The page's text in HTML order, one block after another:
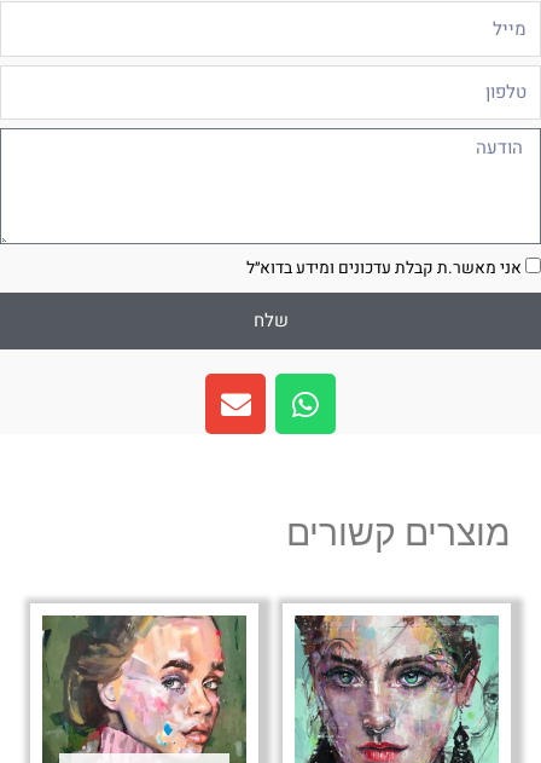
אני מאשר.ת קבלת עדכונים ומידע בדוא״ל
שלח
W
h
a
a
p
E
n
v
e
מוצרים קשורים